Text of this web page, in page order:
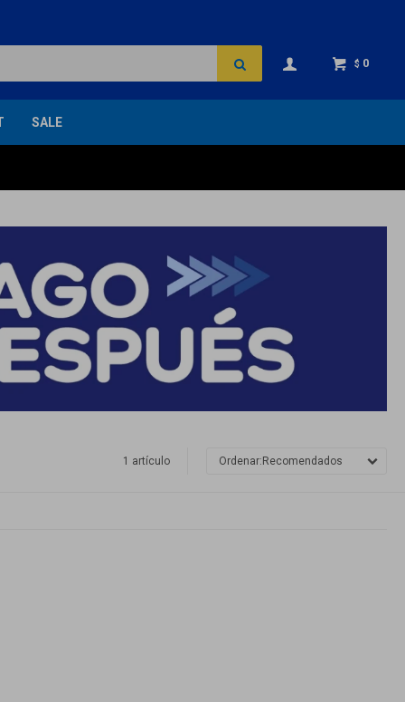
SALE
$ 0
1 artículo Recomendados